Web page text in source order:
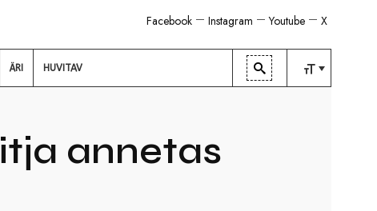
X
Youtube
Instagram
Facebook
ÄRI HUVITAV
annetas